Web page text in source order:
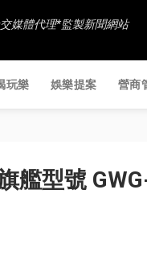
媒體代理*監製新聞網站
玩樂 娛樂提案 營商
艦型號